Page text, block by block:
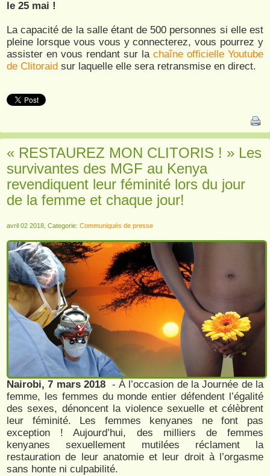
le 25 mai !
La capacité de la salle étant de 500 personnes si elle est
pleine lorsque vous vous y connecterez, vous pourrez y
assister en vous rendant sur la chaîne officielle Youtube
de Clitoraid sur laquelle elle sera retransmise en direct.
« RESTAUREZ MON CLITORIS ! » Les
survivantes des MGF au Kenya
revendiquent leur féminité lors du jour
de la femme et chaque jour!
avril 02 2018, Categorie: Communiqués de presse
Nairobi, 7 mars 2018 - À l’occasion de la Journée de la
femme, les femmes du monde entier défendent l’égalité
des sexes, dénoncent la violence sexuelle et célèbrent
leur féminité. Les femmes kenyanes ne font pas
exception ! Aujourd’hui, des milliers de femmes
kenyanes sexuellement mutilées réclament la
restauration de leur anatomie et leur droit à l’orgasme
sans honte ni culpabilité.